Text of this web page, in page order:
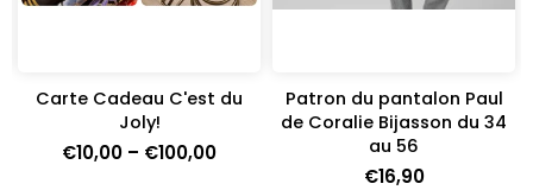
Carte Cadeau C'est du
Joly!
€10,00 – €100,00
Patron du pantalon Paul
de Coralie Bijasson du 34
au 56
€16,90